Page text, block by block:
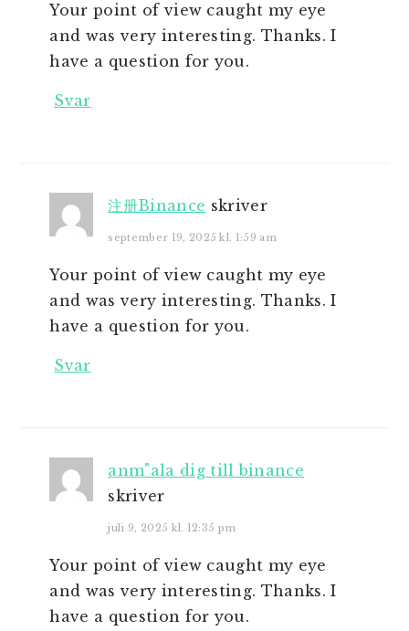
Your point of view caught my eye
and was very interesting. Thanks. I
have a question for you.
Svar
注册Binance skriver
september 19, 2025 kl. 1:59 am
Your point of view caught my eye
and was very interesting. Thanks. I
have a question for you.
Svar
anm"ala dig till binance
skriver
juli 9, 2025 kl. 12:35 pm
Your point of view caught my eye
and was very interesting. Thanks. I
have a question for you.